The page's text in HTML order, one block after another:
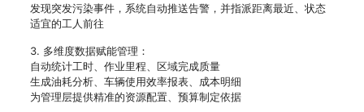
发现突发污染事件，系统自动推送告警，并指派距离最近、状态
适宜的工人前往
3. 多维度数据赋能管理：
自动统计工时、作业里程、区域完成质量
生成油耗分析、车辆使用效率报表、成本明细
为管理层提供精准的资源配置、预算制定依据